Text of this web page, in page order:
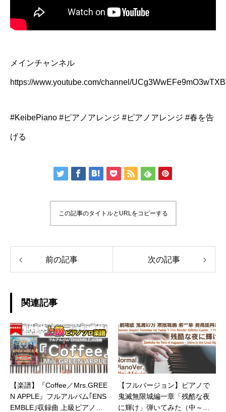
メインチャンネル
https://www.youtube.com/channel/
#KeibePiano #ピアノアレンジ #ピアノアレンジ #春を告
げる
この記事のタイトルとURLをコピーする
前の記事 次の記事
関連記事
【楽譜】『Coffee／Mrs.GREE
N APPLE』フルアルバム｢ENS
EMBLE｣収録曲 上級ピアノ楽
【フルバージョン】ピアノで
鬼滅無限城編一章「残酷な夜
に輝け」弾いてみた（中～上